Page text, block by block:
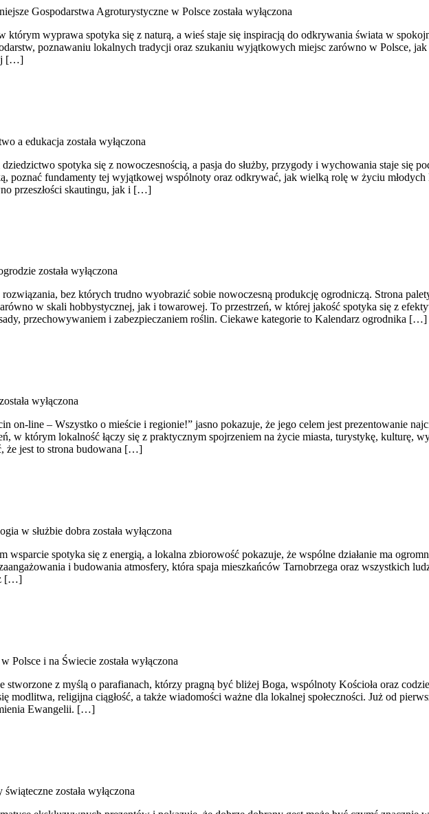
Gospodarstwa Agroturystyczne w Polsce została wyłączona
wyprawa spotyka się z naturą, a wieś staje się inspiracją do odkrywania świata w
poznawaniu lokalnych tradycji oraz szukaniu wyjątkowych miejsc zarówno w Polsce,
[…]
a edukacja została wyłączona
spotyka się z nowoczesnością, a pasja do służby, przygody i wychowania staje się
poznać fundamenty tej wyjątkowej wspólnoty oraz odkrywać, jak wielką rolę w życiu
przeszłości skautingu, jak i […]
została wyłączona
bez których trudno wyobrazić sobie nowoczesną produkcję ogrodniczą. Strona
w skali hobbystycznej, jak i towarowej. To przestrzeń, w której jakość spotyka się z
przechowywaniem i zabezpieczaniem roślin. Ciekawe kategorie to Kalendarz ogrodnika […]
została wyłączona
on-line – Wszystko o mieście i regionie!” jasno pokazuje, że jego celem jest prezentowanie
w którym lokalność łączy się z praktycznym spojrzeniem na życie miasta, turystykę, kulturę,
że jest to strona budowana […]
w służbie dobra została wyłączona
spotyka się z energią, a lokalna zbiorowość pokazuje, że wspólne działanie ma
i budowania atmosfery, która spaja mieszkańców Tarnobrzega oraz wszystkich
z […]
Polsce i na Świecie została wyłączona
z myślą o parafianach, którzy pragną być bliżej Boga, wspólnoty Kościoła oraz
religijna ciągłość, a także wiadomości ważne dla lokalnej społeczności. Już od
Ewangelii. […]
świąteczne została wyłączona